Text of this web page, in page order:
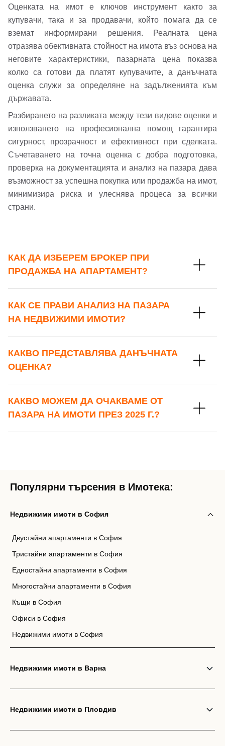
Оценката на имот е ключов инструмент както за
купувачи, така и за продавачи, който помага да се
вземат информирани решения. Реалната цена
отразява обективната стойност на имота въз основа на
неговите характеристики, пазарната цена показва
колко са готови да платят купувачите, а данъчната
оценка служи за определяне на задълженията към
държавата.
Разбирането на разликата между тези видове оценки и
използването на професионална помощ гарантира
сигурност, прозрачност и ефективност при сделката.
Съчетаването на точна оценка с добра подготовка,
проверка на документацията и анализ на пазара дава
възможност за успешна покупка или продажба на имот,
минимизира риска и улеснява процеса за всички
страни.
КАК ДА ИЗБЕРЕМ БРОКЕР ПРИ
ПРОДАЖБА НА АПАРТАМЕНТ?
КАК СЕ ПРАВИ АНАЛИЗ НА ПАЗАРА
НА НЕДВИЖИМИ ИМОТИ?
КАКВО ПРЕДСТАВЛЯВА ДАНЪЧНАТА
ОЦЕНКА?
КАКВО МОЖЕМ ДА ОЧАКВАМЕ ОТ
ПАЗАРА НА ИМОТИ ПРЕЗ 2025 Г.?
Популярни търсения в Имотека:
Недвижими имоти в София
Двустайни апартаменти в София
Тристайни апартаменти в София
Едностайни апартаменти в София
Многостайни апартаменти в София
Къщи в София
Офиси в София
Недвижими имоти в София
Недвижими имоти в Варна
Недвижими имоти в Пловдив